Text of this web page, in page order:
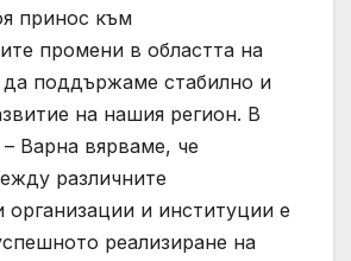
принос към
промени в областта на
поддържаме стабилно и
на нашия регион. В
Варна вярваме, че
различните
организации и институции е
реализиране на